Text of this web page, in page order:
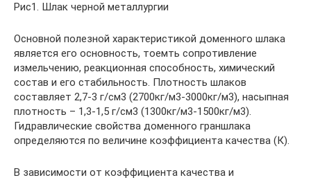
Рис1. Шлак черной металлургии
Основной полезной характеристикой доменного шлака
является его основность, тоемть сопротивление
измельчению, реакционная способность, химический
состав и его стабильность. Плотность шлаков
составляет 2,7-3 г/см3 (2700кг/м3-3000кг/м3), насыпная
плотность – 1,3-1,5 г/см3 (1300кг/м3-1500кг/м3).
Гидравлические свойства доменного граншлака
определяются по величине коэффициента качества (К).
В зависимости от коэффициента качества и